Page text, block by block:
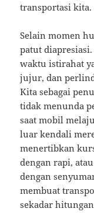
transportasi kita.
Selain momen
patut
waktu istirahat
jujur, dan
Kita sebagai
tidak menunda
saat mobil
luar kendali
menertibkan
dengan rapi,
dengan
membuat
sekadar